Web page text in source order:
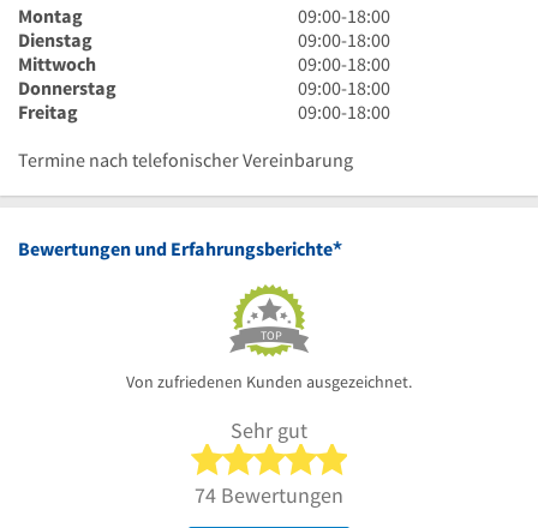
Montag
9
Uhr
bis
18
Uhr
09:00-18:00
Dienstag
9
Uhr
bis
18
09:00-18:00
Mittwoch
9
Uhr
bis
Uhr
09:00-18:00
Donnerstag
9
Uhr
18
09:00-18:00
Freitag
9
bis
Uhr
09:00-18:00
Termine nach telefonischer Vereinbarung
Bewertungen und Erfahrungsberichte*
TOP
Von zufriedenen Kunden ausgezeichnet.
Sehr gut
5 von 5 Sternen
74 Bewertungen